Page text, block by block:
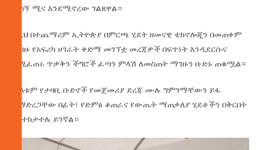
ወሳኝ ሚና እንደሚኖረው ገልጸዋል።
ከዚህ በተጨማሪም ኢትዮጵያ በምርጫ ሂደት ዘመናዊ ቴክኖሎጂን በመጠቀም
ከብዙ የአፍሪካ ሀገራት ቀድማ መገኘቷ መረጃዎች በፍጥነት እንዲደርሱና
ለሚፈጠሩ ጥቃቅን ችግሮች ፈጣን ምላሽ ለመስጠት ማገዙን ቡድኑ ጠቁሟል።
ሁለቱም የታዛቢ ቡድኖች የመጀመሪያ ደረጃ ሙሉ ግምገማቸውን ይፋ
ከማድረጋቸው በፊት፣ የድምፅ ቆጠራና የውጤት ማጠቃለያ ሂደቶችን በቅርበት
እየተከታተሉ ይገኛል።